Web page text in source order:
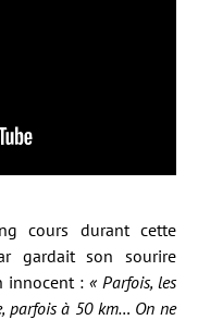
cours durant cette
gardait son sourire
innocent :« Parfois, les
parfois à 50 km… On ne